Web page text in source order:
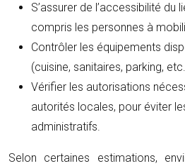
S’assurer de l’accessibilité du
compris les personnes à
Contrôler les équipements
(cuisine, sanitaires, parking,
Vérifier les autorisations
autorités locales, pour éviter
administratifs.
Selon certaines estimations,